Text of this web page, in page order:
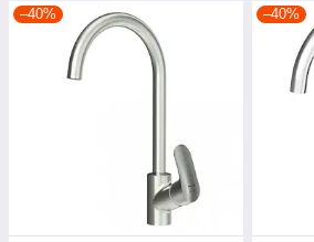
–40% –40%